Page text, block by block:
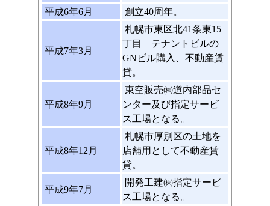
平成6年6月
創立40周年。
平成7年3月
札幌市東区北41条東15
丁目 テナントビルの
GNビル購入、不動産賃
貸。
平成8年9月
東空販売㈱道内部品セ
ンター及び指定サービ
ス工場となる。
平成8年12月
札幌市厚別区の土地を
店舗用として不動産賃
貸。
平成9年7月
開発工建㈱指定サービ
ス工場となる。